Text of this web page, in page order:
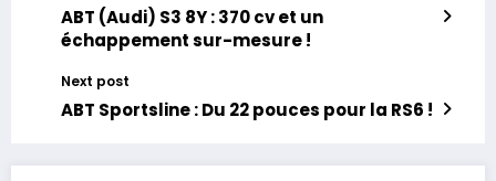
ABT (Audi) S3 8Y : 370 cv et un
échappement sur-mesure !
Next post
ABT Sportsline : Du 22 pouces pour la RS6 !